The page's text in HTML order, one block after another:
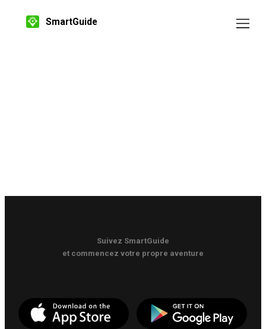
SmartGuide
Suivez SmartGuide
et commencez votre propre aventure